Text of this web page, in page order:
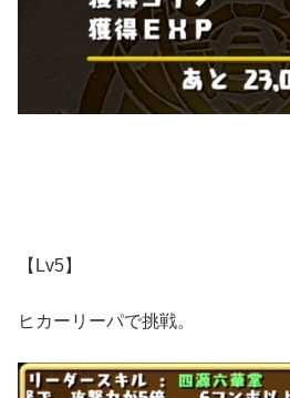
【Lv5】
ヒカーリーパで挑戦。